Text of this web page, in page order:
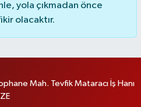
yola çıkmadan önce
olacaktır.
Mah. Tevfik Mataracı İş Hanı